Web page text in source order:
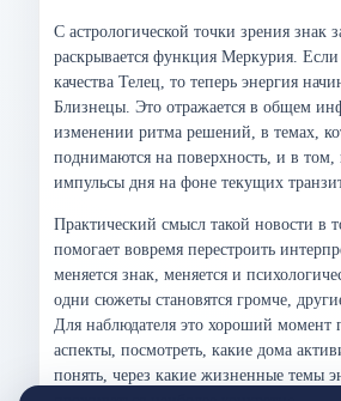
С астрологической точки зрения знак
раскрывается функция Меркурия.
качества Телец, то теперь энергия
Близнецы. Это отражается в общем
изменении ритма решений, в темах,
поднимаются на поверхность, и в
импульсы дня на фоне текущих
Практический смысл такой новости в
помогает вовремя перестроить
меняется знак, меняется и
одни сюжеты становятся громче,
Для наблюдателя это хороший момент
аспекты, посмотреть, какие дома
понять, через какие жизненные темы